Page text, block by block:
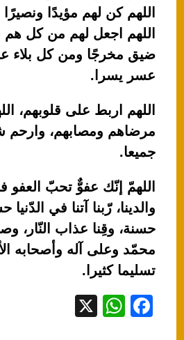
اللهم كن لهم مؤيدًا ونصيرًا
اللهم اجعل لهم من كل
ضيق مخرجًا ومن كل بلاء
عسر يسرا.
اللهم اربط على قلوبهم،
مرضاهم ومصابهم، وارحم
جميعا.
اللهمّ إنّك عفوٌّ تحبّ
والدينا، رّبنا آتنا في
حسنة، وقِنا عذاب النّار،
محمّد وعلى آله وأصحابه
تسليما كثيرا.
F
W